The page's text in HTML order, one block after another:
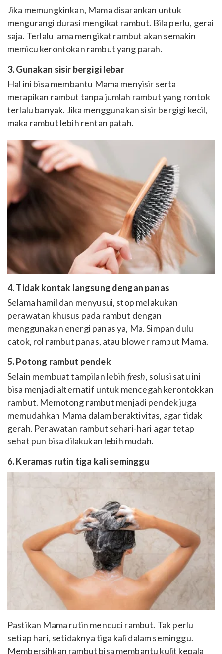
Jika memungkinkan, Mama disarankan untuk
mengurangi durasi mengikat rambut. Bila perlu, gerai
saja. Terlalu lama mengikat rambut akan semakin
memicu kerontokan rambut yang parah.
3. Gunakan sisir bergigi lebar
Hal ini bisa membantu Mama menyisir serta
merapikan rambut tanpa jumlah rambut yang rontok
terlalu banyak. Jika menggunakan sisir bergigi kecil,
maka rambut lebih rentan patah.
4. Tidak kontak langsung dengan panas
Selama hamil dan menyusui, stop melakukan
perawatan khusus pada rambut dengan
menggunakan energi panas ya, Ma. Simpan dulu
catok, rol rambut panas, atau blower rambut Mama.
5. Potong rambut pendek
Selain membuat tampilan lebih fresh, solusi satu ini
bisa menjadi alternatif untuk mencegah kerontokkan
rambut. Memotong rambut menjadi pendek juga
memudahkan Mama dalam beraktivitas, agar tidak
gerah. Perawatan rambut sehari-hari agar tetap
sehat pun bisa dilakukan lebih mudah.
6. Keramas rutin tiga kali seminggu
Pastikan Mama rutin mencuci rambut. Tak perlu
setiap hari, setidaknya tiga kali dalam seminggu.
Membersihkan rambut bisa membantu kulit kepala